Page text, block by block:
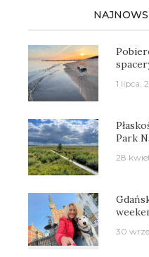
1 lipca,
Park
28
30